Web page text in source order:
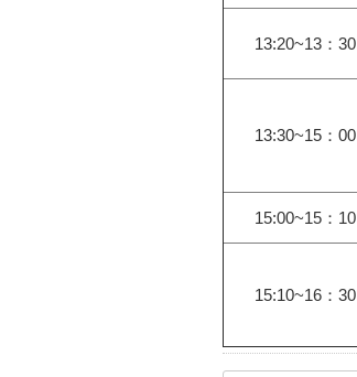
13:20~13：30
13:30~15：00
15:00~15：10
15:10~16：30